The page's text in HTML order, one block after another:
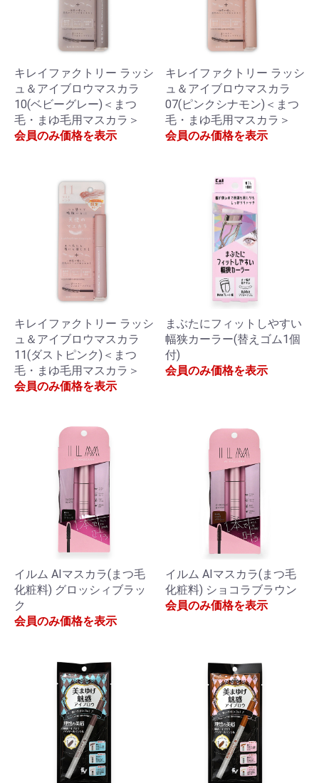
キレイファクトリー ラッシ
ュ＆アイブロウマスカラ
10(ベビーグレー)＜まつ
毛・まゆ毛用マスカラ＞
会員のみ価格を表示
キレイファクトリー ラッシ
ュ＆アイブロウマスカラ
07(ピンクシナモン)＜まつ
毛・まゆ毛用マスカラ＞
会員のみ価格を表示
キレイファクトリー ラッシ
ュ＆アイブロウマスカラ
11(ダストピンク)＜まつ
毛・まゆ毛用マスカラ＞
会員のみ価格を表示
まぶたにフィットしやすい
幅狭カーラー(替えゴム1個
付)
会員のみ価格を表示
イルム AIマスカラ(まつ毛
化粧料) グロッシィブラッ
ク
会員のみ価格を表示
イルム AIマスカラ(まつ毛
化粧料) ショコラブラウン
会員のみ価格を表示